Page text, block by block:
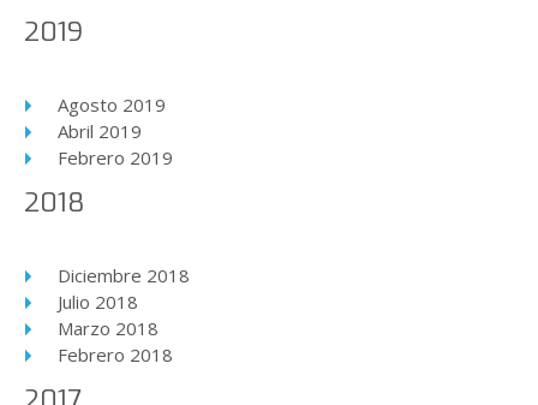
2019
Agosto 2019
Abril 2019
Febrero 2019
2018
Diciembre 2018
Julio 2018
Marzo 2018
Febrero 2018